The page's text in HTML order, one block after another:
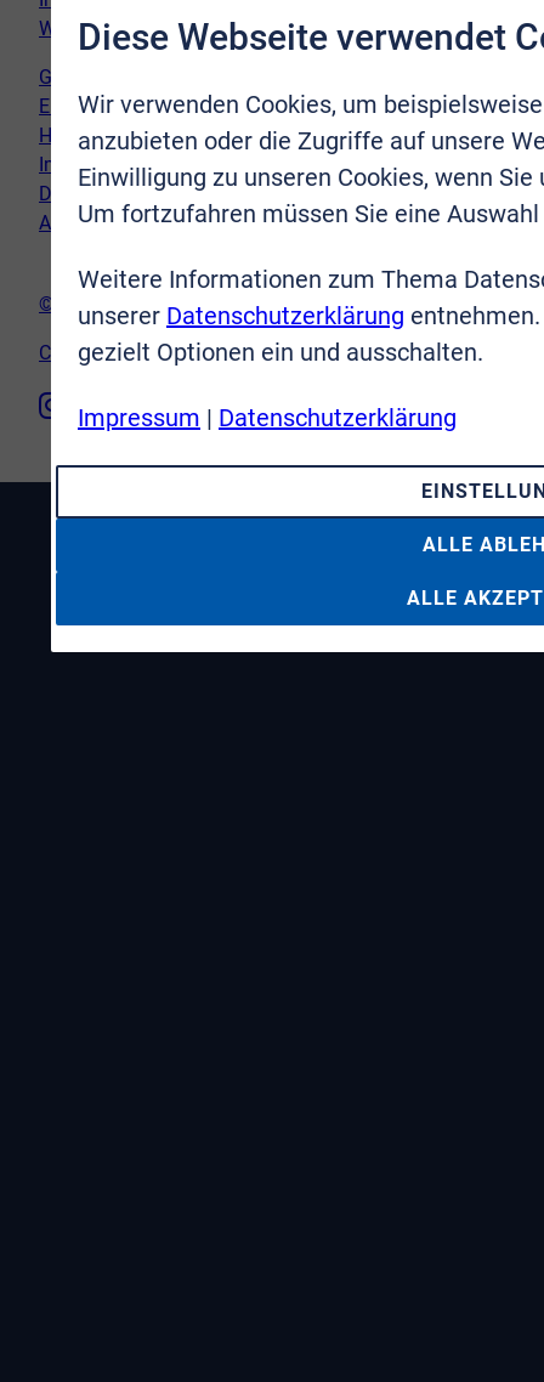
Wir vor Ort
Genderhinweis
Erklärung zur Barrierefreiheit
Hinweispflicht Newsletter
Impressum
Datenschutz
AGB
© VR-Immobilien Bonn Rhein-Sieg GmbH
Cookie-Einstellungen
Diese Webseite verwendet
Wir verwenden Cookies, um
anzubieten oder die Zugriffe auf unsere
Einwilligung zu unseren Cookies, wenn
Um fortzufahren müssen Sie eine
Weitere Informationen zum Thema
unserer Datenschutzerklärung
gezielt Optionen ein und ausschalten.
Impressum | Datenschutzerklärung
ALLE
ALLE